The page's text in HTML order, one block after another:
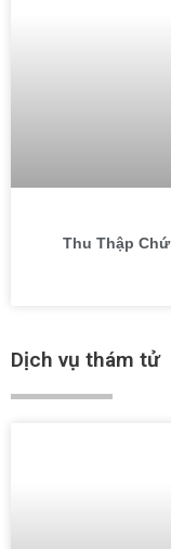
Thu Thập
Dịch vụ thám tử